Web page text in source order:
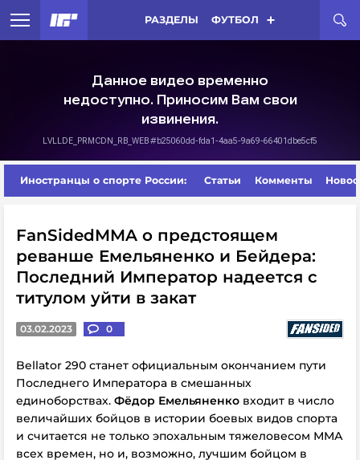
РАЗДЕЛЫ ФУТБОЛ
Иностранцы о спорте России: Статьи Комменты
FanSidedMMA о предстоящем
реванше Емельяненко и Бейдера:
Последний Император надеется с
титулом уйти в закат
03.02.2023 0
Bellator 290 станет официальным окончанием пути
Последнего Императора в смешанных
единоборствах. Фёдор Емельяненко входит в число
величайших бойцов в истории боевых видов спорта
и считается не только эпохальным тяжеловесом ММА
всех времен, но и, возможно, лучшим бойцом в